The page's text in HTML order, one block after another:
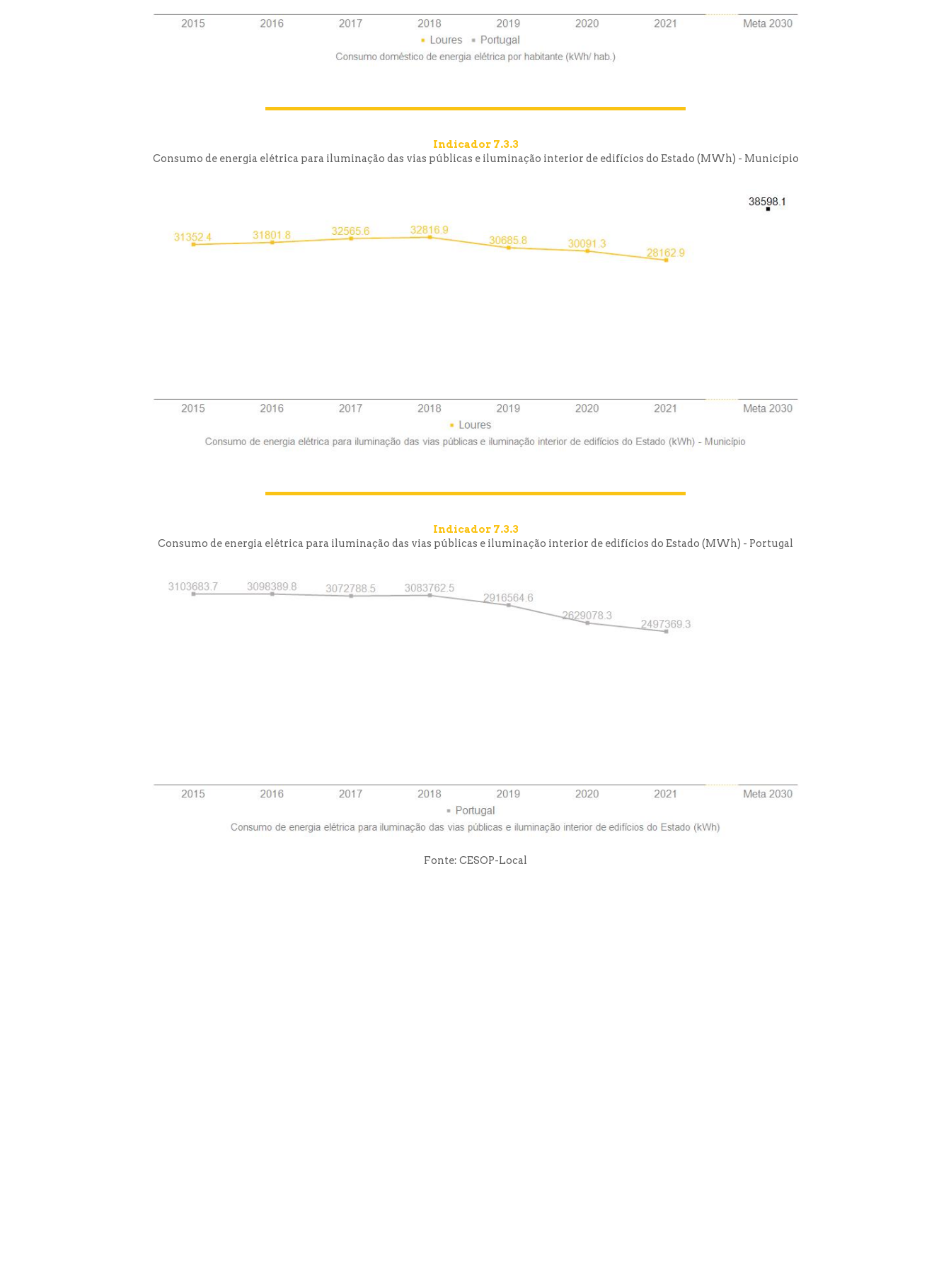
Indicador 7.3.3
Consumo de energia elétrica para iluminação das vias públicas e iluminação interior de edifícios do Estado (MWh) - Município
Indicador 7.3.3
Consumo de energia elétrica para iluminação das vias públicas e iluminação interior de edifícios do Estado (MWh) - Portugal
Fonte: CESOP-Local